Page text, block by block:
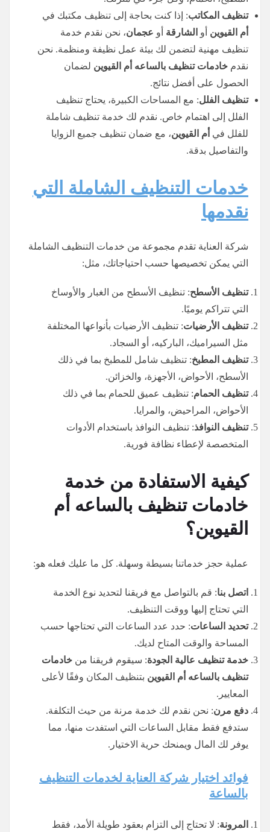
تنظيف المكاتب: إذا كنت بحاجة إلى تنظيف مكتبك في
أم القيوين أو الشارقة أو عجمان، نحن نقدم خدمة
تنظيف مهنية لتضمن لك بيئة عمل نظيفة ومنظمة. نحن
نقدم خادمات تنظيف بالساعه أم القيوين لضمان
الحصول على أفضل نتائج.
تنظيف الفلل: مع المساحات الكبيرة، يحتاج تنظيف
الفلل إلى اهتمام خاص. نقدم لك خدمة تنظيف شاملة
للفلل في أم القيوين، مع ضمان تنظيف جميع الزوايا
والتفاصيل بدقة.
خدمات التنظيف الشاملة التي
نقدمها
شركة العناية تقدم مجموعة من خدمات التنظيف الشاملة
التي يمكن تخصيصها حسب احتياجاتك، مثل:
تنظيف الأسطح: تنظيف الأسطح من الغبار والأوساخ
التي تتراكم يوميًا.
تنظيف الأرضيات: تنظيف الأرضيات بأنواعها المختلفة
مثل السيراميك، الباركيه، أو السجاد.
تنظيف المطبخ: تنظيف شامل للمطبخ بما في ذلك
الأسطح، الأحواض، الأجهزة، والخزائن.
تنظيف الحمام: تنظيف عميق للحمام بما في ذلك
الأحواض، المراحيض، والمرايا.
تنظيف النوافذ: تنظيف النوافذ باستخدام الأدوات
المتخصصة لإعطاء نظافة فورية.
كيفية الاستفادة من خدمة
خادمات تنظيف بالساعه أم
القيوين؟
عملية حجز خدماتنا بسيطة وسهلة. كل ما عليك فعله هو:
اتصل بنا: قم بالتواصل مع فريقنا لتحديد نوع الخدمة
التي تحتاج إليها ووقت التنظيف.
تحديد الساعات: حدد عدد الساعات التي تحتاجها حسب
المساحة والوقت المتاح لديك.
خدمة تنظيف عالية الجودة: سيقوم فريقنا من خادمات
تنظيف بالساعه أم القيوين بتنظيف المكان وفقًا لأعلى
المعايير.
دفع مرن: نحن نقدم لك خدمة مرنة من حيث التكلفة.
ستدفع فقط مقابل الساعات التي استفدت منها، مما
يوفر لك المال ويمنحك حرية الاختيار.
فوائد اختيار شركة العناية لخدمات التنظيف
بالساعة
المرونة: لا تحتاج إلى التزام بعقود طويلة الأمد، فقط